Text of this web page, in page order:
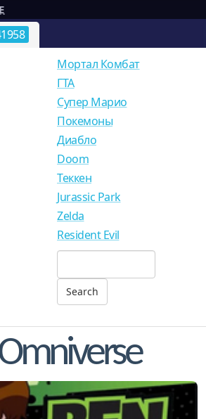
Мортал Комбат
ГТА
Супер Марио
Покемоны
Диабло
Doom
Теккен
Jurassic Park
Zelda
Resident Evil